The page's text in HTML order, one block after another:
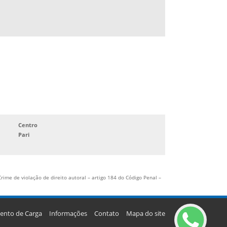
Centro
Pari
de violação de direito autoral – artigo 184 do Código Penal –
de Carga Informações Contato Mapa do site